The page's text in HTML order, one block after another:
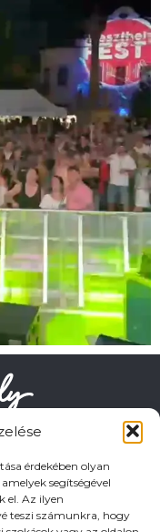
érdekében olyan
segítségével
el. Az ilyen
teszi számunkra, hogy